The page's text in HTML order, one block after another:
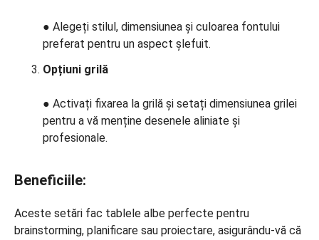
● Alegeți stilul, dimensiunea și culoarea fontului
preferat pentru un aspect șlefuit.
Opțiuni grilă
● Activați fixarea la grilă și setați dimensiunea grilei
pentru a vă menține desenele aliniate și
profesionale.
Beneficiile:
Aceste setări fac tablele albe perfecte pentru
brainstorming, planificare sau proiectare, asigurându-vă că